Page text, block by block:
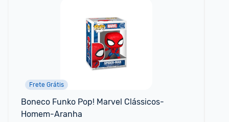
Frete Grátis
Boneco Funko Pop! Marvel Clássicos-
Homem-Aranha